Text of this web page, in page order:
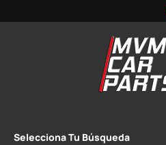
Selecciona Tu Búsqueda